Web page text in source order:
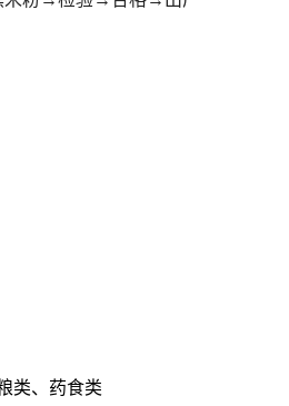
类、药食类